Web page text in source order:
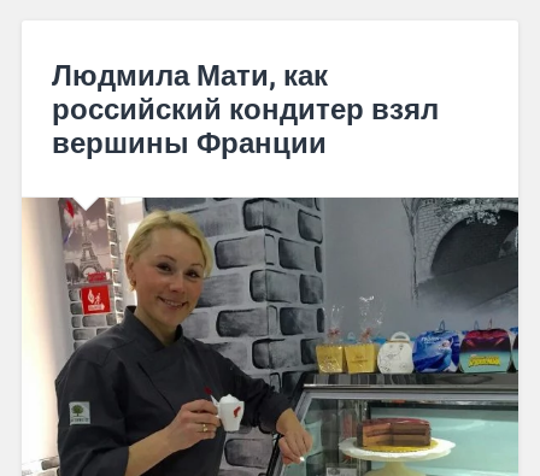
Людмила Мати, как
российский кондитер взял
вершины Франции